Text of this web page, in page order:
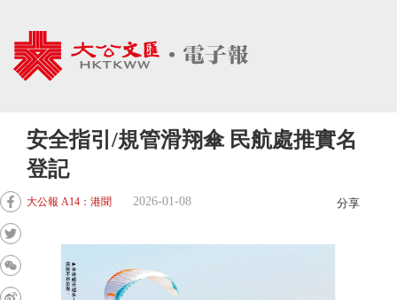
安全指引/規管滑翔傘 民航處推實名
登記
大公報 A14：港聞 2026-01-08 分享